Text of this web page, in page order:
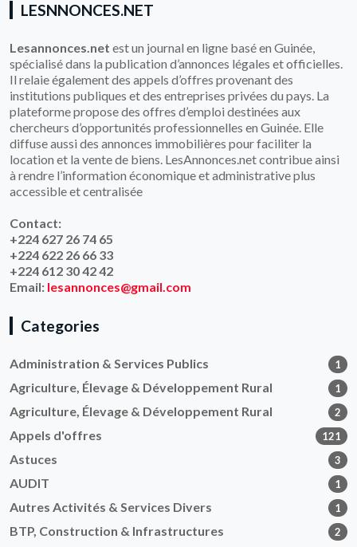
LESNNONCES.NET
Lesannonces.net est un journal en ligne basé en Guinée,
spécialisé dans la publication d’annonces légales et officielles.
Il relaie également des appels d’offres provenant des
institutions publiques et des entreprises privées du pays. La
plateforme propose des offres d’emploi destinées aux
chercheurs d’opportunités professionnelles en Guinée. Elle
diffuse aussi des annonces immobilières pour faciliter la
location et la vente de biens. LesAnnonces.net contribue ainsi
à rendre l’information économique et administrative plus
accessible et centralisée
Contact:
+224 627 26 74 65
+224 622 26 66 33
+224 612 30 42 42
Email: lesannonces@gmail.com
Categories
Administration & Services Publics 1
Agriculture, Élevage & Développement Rural 1
Agriculture, Élevage & Développement Rural 2
Appels d'offres 121
Astuces 3
AUDIT 1
Autres Activités & Services Divers 1
BTP, Construction & Infrastructures 2